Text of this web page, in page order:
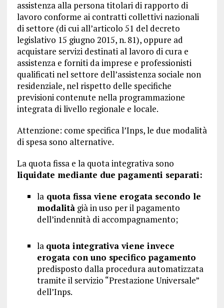
assistenza alla persona titolari di rapporto di
lavoro conforme ai contratti collettivi nazionali
di settore (di cui all’articolo 51 del decreto
legislativo 15 giugno 2015, n. 81), oppure ad
acquistare servizi destinati al lavoro di cura e
assistenza e forniti da imprese e professionisti
qualificati nel settore dell’assistenza sociale non
residenziale, nel rispetto delle specifiche
previsioni contenute nella programmazione
integrata di livello regionale e locale.
Attenzione: come specifica l’Inps, le due modalità
di spesa sono alternative.
La quota fissa e la quota integrativa sono
liquidate mediante due pagamenti separati:
laquota fissa viene erogata secondo le
modalitàgià in uso per il pagamento
dell’indennità di accompagnamento;
la quota integrativa viene invece
erogata con uno specifico pagamento
predisposto dalla procedura automatizzata
tramite il servizio “Prestazione Universale”
dell’Inps.